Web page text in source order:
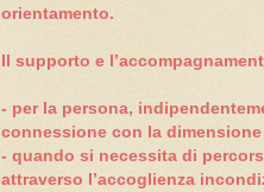
orientamento.
Il supporto e
- per la persona,
connessione con la
- quando si necessita di
attraverso l’accoglienza